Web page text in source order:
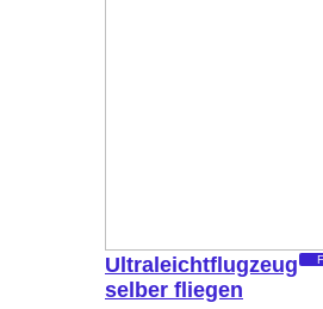
Ultraleichtflugzeug
selber fliegen